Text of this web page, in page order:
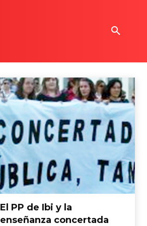
El PP de Ibi y la
enseñanza concertada